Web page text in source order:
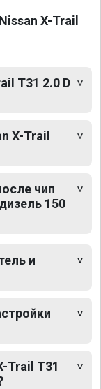
X-Trail
T31 2.0 D
X-Trail
чип
150
и
Trail T31